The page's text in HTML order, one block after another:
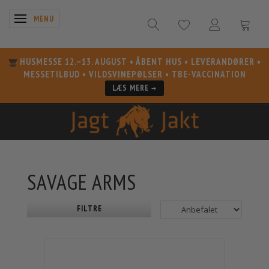
SKIFTE NAVIGATION
MENU
HUSMESSE 12.–13. AUGUST • ÅBENT HUS • LEVERANDØRER •
MESSETILBUD • VILDSVINEPØLSER • TBE-VACCINATION
LÆS MERE →
SAVAGE ARMS
FILTRE